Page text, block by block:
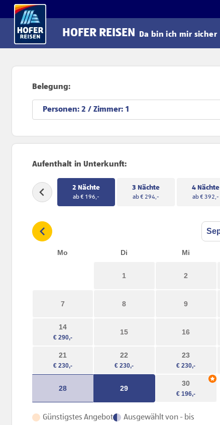
Direkt zum Hauptinhalt
HOFER REISEN Da bin ich mir sicher
Belegung:
Personen: / Zimmer:
Aufenthalt in Unterkunft:
2 Nächte
ab € 196,-
3 Nächte
ab € 294,-
4 Nächte
ab € 392,-
Mo Di Mi
1 2
7 8 9
14
15 16
21 22 23
28 29
30
Günstigstes Angebot
Ausgewählt von - bis